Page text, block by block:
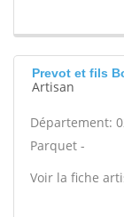
Prevot et fils
Artisan
Département:
Parquet -
Voir la fiche